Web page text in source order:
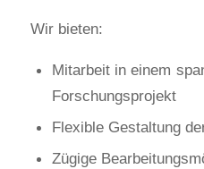
Wir bieten:
Mitarbeit in einem
Forschungsprojekt
Flexible Gestaltung
Zügige